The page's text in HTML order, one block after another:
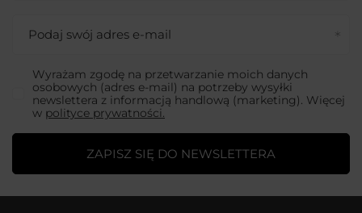
Podaj swój adres e-mail
Wyrażam zgodę na przetwarzanie moich danych
osobowych (adres e-mail) na potrzeby wysyłki
newslettera z informacją handlową (marketing). Więcej
w polityce prywatności.
ZAPISZ SIĘ DO NEWSLETTERA